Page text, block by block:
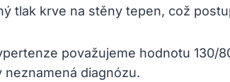
tlak krve na stěny tepen, což
považujeme hodnotu 130/
diagnózu.